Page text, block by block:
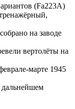
(Fa223A)
на заводе
вертолёты на
марте 1945
дальнейшем